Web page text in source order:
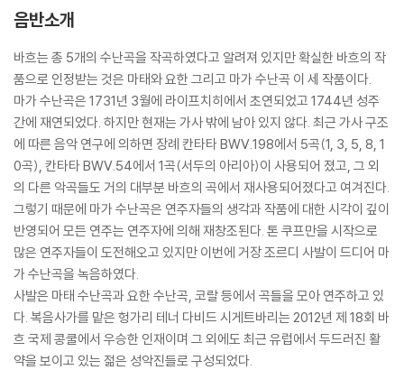
음반소개
바흐는 총 5개의 수난곡을 작곡하였다고 알려져 있지만 확실한 바흐의 작
품으로 인정받는 것은 마태와 요한 그리고 마가 수난곡 이 세 작품이다.
마가 수난곡은 1731년 3월에 라이프치히에서 초연되었고 1744년 성주
간에 재연되었다. 하지만 현재는 가사 밖에 남아 있지 않다. 최근 가사 구조
에 따른 음악 연구에 의하면 장례 칸타타 BWV.198에서 5곡(1, 3, 5, 8, 1
0곡), 칸타타 BWV.54에서 1곡(서두의 아리아)이 사용되어 졌고, 그 외
의 다른 악곡들도 거의 대부분 바흐의 곡에서 재사용되어졌다고 여겨진다.
그렇기 때문에 마가 수난곡은 연주자들의 생각과 작품에 대한 시각이 깊이
반영되어 모든 연주는 연주자에 의해 재창조된다. 톤 쿠프만을 시작으로
많은 연주자들이 도전해오고 있지만 이번에 거장 조르디 사발이 드디어 마
가 수난곡을 녹음하였다.
사발은 마태 수난곡과 요한 수난곡, 코랄 등에서 곡들을 모아 연주하고 있
다. 복음사가를 맡은 헝가리 테너 다비드 시게트바리는 2012년 제 18회 바
흐 국제 콩쿨에서 우승한 인재이며 그 외에도 최근 유럽에서 두드러진 활
약을 보이고 있는 젊은 성악진들로 구성되었다.